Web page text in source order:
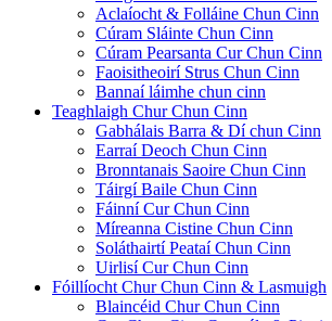
Aclaíocht & Folláine Chun Cinn
Cúram Sláinte Chun Cinn
Cúram Pearsanta Cur Chun Cinn
Faoisitheoirí Strus Chun Cinn
Bannaí láimhe chun cinn
Teaghlaigh Chur Chun Cinn
Gabhálais Barra & Dí chun Cinn
Earraí Deoch Chun Cinn
Bronntanais Saoire Chun Cinn
Táirgí Baile Chun Cinn
Fáinní Cur Chun Cinn
Míreanna Cistine Chun Cinn
Soláthairtí Peataí Chun Cinn
Uirlisí Cur Chun Cinn
Fóillíocht Chur Chun Cinn & Lasmuigh
Blaincéid Chur Chun Cinn